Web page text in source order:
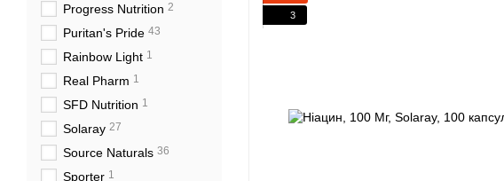
3
Progress Nutrition 2
Puritan's Pride 43
Rainbow Light 1
Real Pharm 1
SFD Nutrition 1
Solaray 27
Source Naturals 36
Sporter 1